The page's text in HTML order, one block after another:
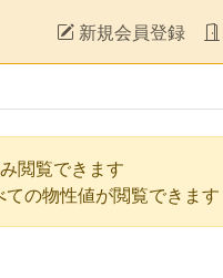
新規会員登録
閲覧できます
の物性値が閲覧できます